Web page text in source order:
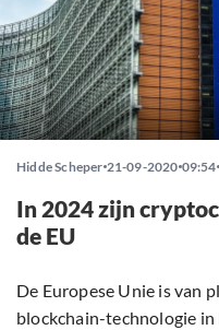
Hidde Scheper 21-09-2020 09:54
In 2024 zijn
de EU
De Europese Unie is van
blockchain-technologie